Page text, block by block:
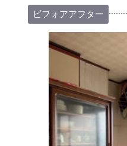
ビフォアアフター